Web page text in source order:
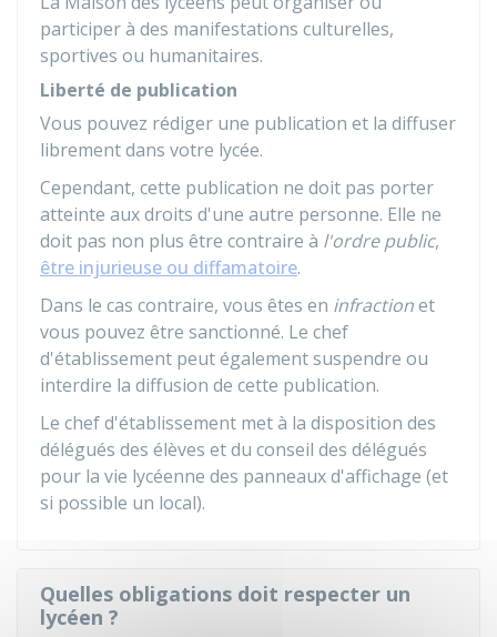
participer à des manifestations culturelles,
sportives ou humanitaires.
Liberté de publication
Vous pouvez rédiger une publication et la diffuser
librement dans votre lycée.
Cependant, cette publication ne doit pas porter
atteinte aux droits d'une autre personne. Elle ne
doit pas non plus être contraire à l'ordre public,
être injurieuse ou diffamatoire.
Dans le cas contraire, vous êtes en infractionet
vous pouvez être sanctionné. Le chef
d'établissement peut également suspendre ou
interdire la diffusion de cette publication.
Le chef d'établissement met à la disposition des
délégués des élèves et du conseil des délégués
pour la vie lycéenne des panneaux d'affichage (et
si possible un local).
Quelles obligations doit respecter un
lycéen ?